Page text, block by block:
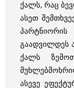
ქალს, რაც
ასეთ
გაადვილდეს
ქალს
ასევე